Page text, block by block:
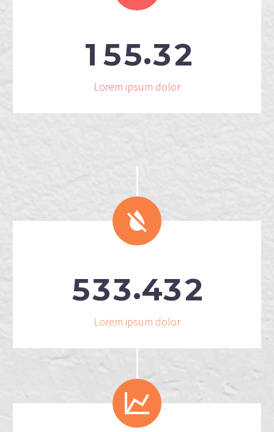
1 55.32
Lorem ipsum dolor


533.432
Lorem ipsum dolor

